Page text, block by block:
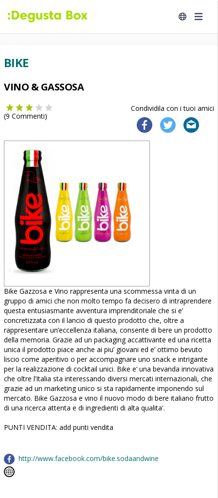
BIKE
VINO & GASSOSA
Condividila con i tuoi amici
(9 Commenti)
Bike Gazzosa e Vino rappresenta una scommessa vinta di un
gruppo di amici che non molto tempo fa decisero di intraprendere
questa entusiasmante avventura imprenditoriale che si e’
concretizzata con il lancio di questo prodotto che, oltre a
rappresentare un’eccellenza italiana, consente di bere un prodotto
della memoria. Grazie ad un packaging accattivante ed una ricetta
unica il prodotto piace anche ai piu’ giovani ed e’ ottimo bevuto
liscio come aperitivo o per accompagnare uno snack e intrigante
per la realizzazione di cocktail unici. Bike e’ una bevanda innovativa
che oltre l’Italia sta interessando diversi mercati internazionali, che
grazie ad un marketing unico si sta rapidamente imponendo sul
mercato. Bike Gazzosa e vino il nuovo modo di bere italiano frutto
di una ricerca attenta e di ingredienti di alta qualita'.
PUNTI VENDITA: add punti vendita
http://www.facebook.com/bike.sodaandwine